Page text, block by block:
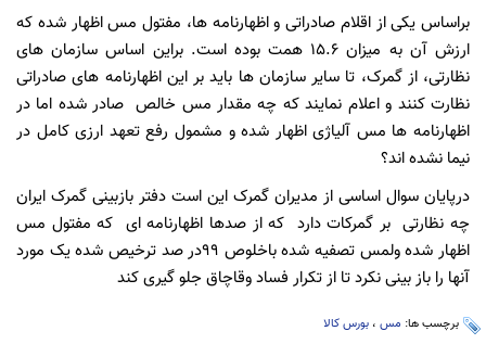
براساس یکی از اقلام صادراتی و اظهارنامه ها، مفتول مس اظهار شده که
ارزش آن به میزان 15.6 همت بوده است. براین اساس سازمان های
نظارتی، از گمرک، تا سایر سازمان ها باید بر این اظهارنامه های صادراتی
نظارت کنند و اعلام نمایند که چه مقدار مس خالص صادر شده اما در
اظهارنامه ها مس آلیاژی اظهار شده و مشمول رفع تعهد ارزی کامل در
نیما نشده اند؟
درپایان سوال اساسی از مدیران گمرک این است دفتر بازبینی گمرک ایران
چه نظارتی بر گمرکات دارد که از صدها اظهارنامه ای که مفتول مس
اظهار شده ولمس تصفیه شده باخلوص ۹۹در صد ترخیص شده یک مورد
آنها را باز بینی نکرد تا از تکرار فساد وقاچاق جلو گیری کند
برچسب ها: مس ، بورس کالا